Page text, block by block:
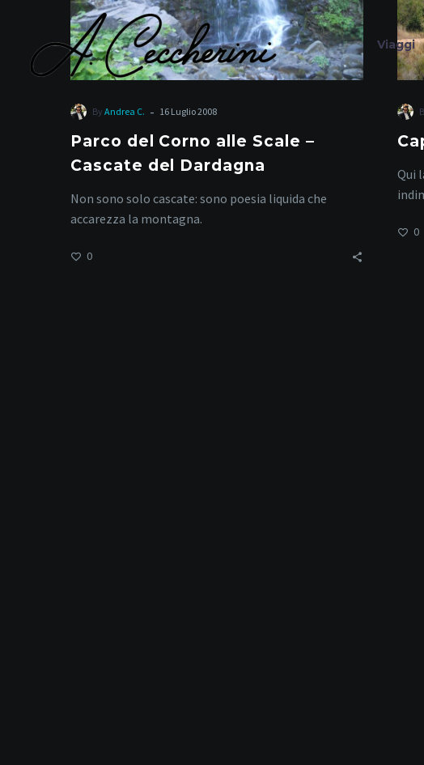
Viaggi
del
Dardagna
By Andrea C. - 16 Luglio 2008
Parco del Corno alle Scale –
Cascate del Dardagna
Non sono solo cascate: sono poesia liquida che
accarezza la montagna.
0
Qui
0